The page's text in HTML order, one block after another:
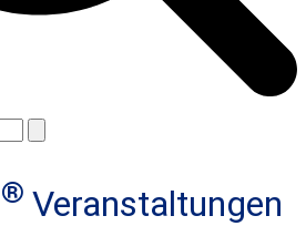
® Veranstaltungen